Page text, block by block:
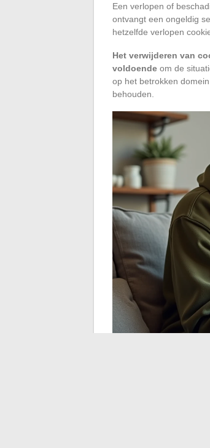
Een verlopen of
ontvangt een ongeldig
hetzelfde verlopen
Het verwijderen van
voldoende om de
op het betrokken
behouden.